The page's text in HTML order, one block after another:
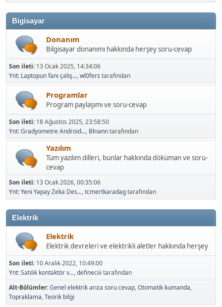
Bigisayar
Donanım
Bilgisayar donanımı hakkında herşey soru-cevap
Son ileti: 13 Ocak 2025, 14:34:06
Ynt: Laptopun fanı çalış...,wl0fers tarafından
Programlar
Program paylaşımı ve soru-cevap
Son ileti: 18 Ağustos 2025, 23:58:50
Ynt: Gradyometre Android..., Blnanntarafından
Yazılım
Tüm yazılım dilleri, bunlar hakkında döküman ve soru-
cevap
Son ileti: 13 Ocak 2026, 00:35:06
Ynt: Yeni Yapay Zeka Des...,tcmertkaradagtarafından
Elektrik
Elektrik
Elektrik devreleri ve elektrikli aletler hakkında herşey
Son ileti: 10 Aralık 2022, 10:49:00
Ynt: Satılık kontaktör v...,defineciii tarafından
Alt-Bölümler Genel elektrik arıza soru cevap Otomatik kumanda
Topraklama Teorik bilgi